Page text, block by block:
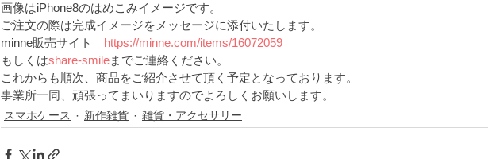
画像はiPhone8のはめこみイメージです。
ご注文の際は完成イメージをメッセージに添付いたします。
minne販売サイト https://minne.com/items/16072059
もしくはshare-smileまでご連絡ください。
これからも順次、商品をご紹介させて頂く予定となっております。
事業所一同、頑張ってまいりますのでよろしくお願いします。
スマホケース 新作雑貨 雑貨・アクセサリー